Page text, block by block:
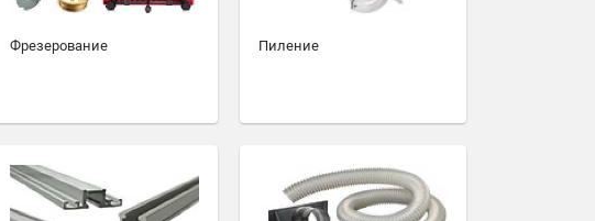
Фрезерование Пиление